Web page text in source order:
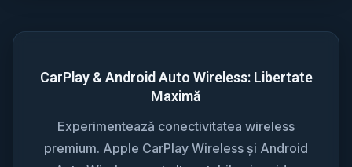
CarPlay & Android Auto Wireless: Libertate
Maximă
Experimentează conectivitatea wireless
premium. Apple CarPlay Wireless și Android